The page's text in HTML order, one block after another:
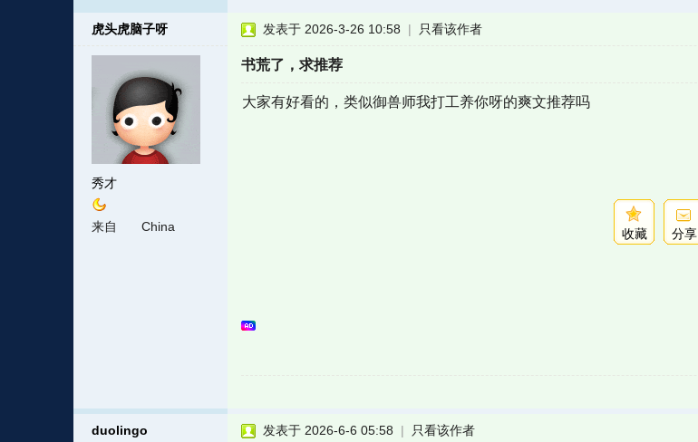
虎头虎脑子呀
秀才
来自 China
发表于 2026-3-26 10:58 | 只看该作者
书荒了，求推荐
大家有好看的，类似御兽师我打工养你呀的爽文推荐吗
收藏 分享
duolingo 发表于 2026-6-6 05:58 | 只看该作者